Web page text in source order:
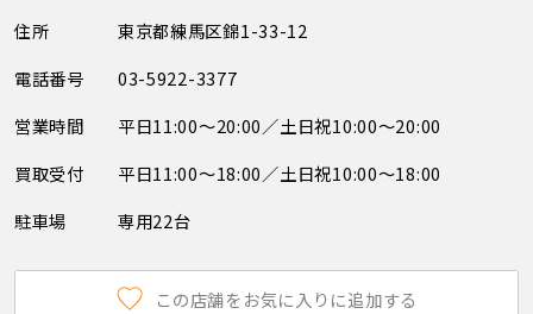
住所
東京都練馬区錦1-33-12
電話番号
03-5922-3377
営業時間
平日11:00～20:00／土日祝10:00～20:00
買取受付
平日11:00～18:00／土日祝10:00～18:00
駐車場
専用22台
この店舗をお気に入りに追加する